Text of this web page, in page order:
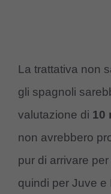
La trattativa non
gli spagnoli
valutazione di 10
non avrebbero
pur di arrivare
quindi per Juve e